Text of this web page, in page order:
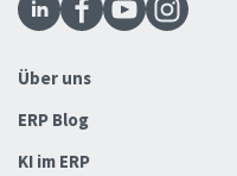
Über uns
ERP Blog
KI im ERP